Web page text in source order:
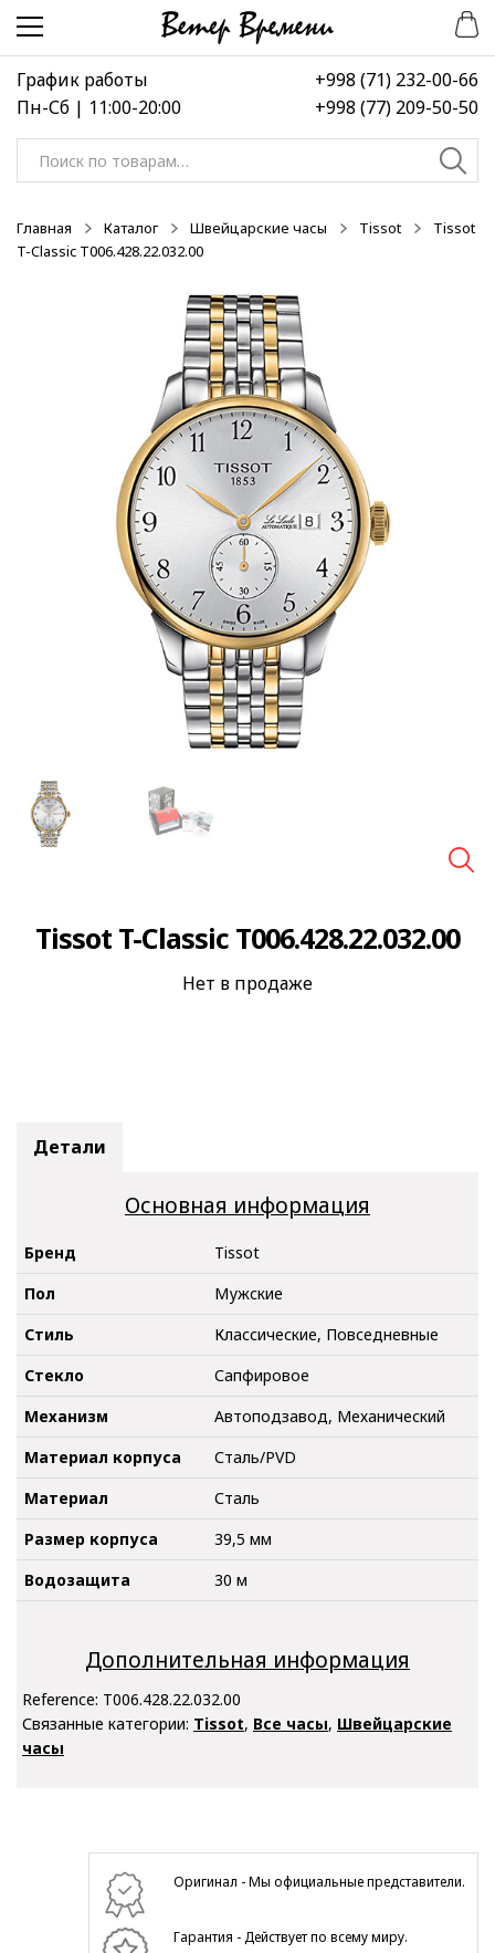
Перейти
навигации
Перейти
содержимому
График работы
Пн-Сб | 11:00-20:00
+998 (71) 232-00-66
+998 (77) 209-50-50
Искать:
Главная Каталог Швейцарские часы Tissot
Tissot
T-Classic T006.428.22.032.00
Tissot T-Classic T006.428.22.032.00
Нет в продаже
Детали
Основная информация
Бренд
Tissot
Пол
Мужские
Стиль
Классические, Повседневные
Стекло
Сапфировое
Механизм
Автоподзавод, Механический
Материал корпуса
Сталь/PVD
Материал
Сталь
Размер корпуса
39,5 мм
Водозащита
30 м
Дополнительная информация
Reference: T006.428.22.032.00
Связанные категории: Tissot, Все часы, Швейцарские
часы
Оригинал - Мы официальные представители.
Гарантия - Действует по всему миру.
-50%